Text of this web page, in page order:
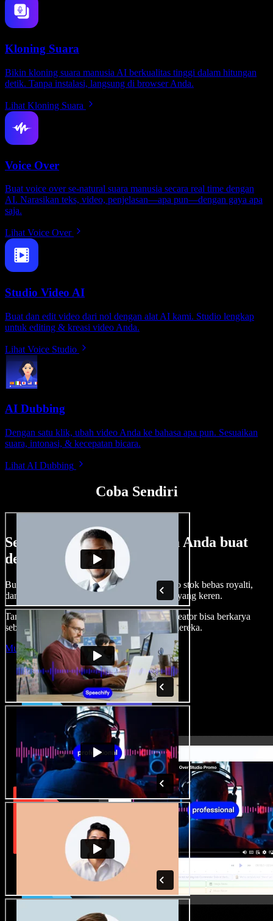
Kloning Suara
Bikin kloning suara manusia AI berkualitas tinggi dalam hitungan
detik. Tanpa instalasi, langsung di browser Anda.
Lihat Kloning Suara
Voice Over
Buat voice over se-natural suara manusia secara real time dengan
AI. Narasikan teks, video, penjelasan—apa pun—dengan gaya apa
saja.
Lihat Voice Over
Studio Video AI
Buat dan edit video dari nol dengan alat AI kami. Studio lengkap
untuk editing & kreasi video Anda.
Lihat Voice Studio
AI Dubbing
Dengan satu klik, ubah video Anda ke bahasa apa pun. Sesuaikan
suara, intonasi, & kecepatan bicara.
Lihat AI Dubbing
Coba Sendiri
Sedikit contoh hal yang bisa Anda buat
dengan Speechify Studio.
Buat voice over, tambah gambar, audio, video stok bebas royalti,
dan kloning suara untuk proyek audio-video yang keren.
Tanpa kurva belajar, semua dari browser—kreator bisa berkarya
sebebas mungkin dan wujudkan ide kreatif mereka.
Mulai Studio